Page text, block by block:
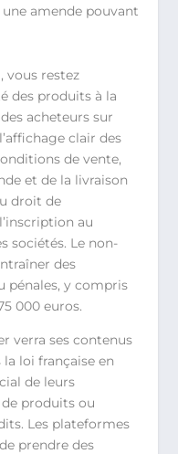
amende pouvant
vous restez
des produits à la
acheteurs sur
clair des
de vente,
et de la livraison
droit de
au
sociétés. Le non-
des
pénales, y compris
000 euros.
verra ses contenus
la loi française en
de leurs
produits ou
Les plateformes
prendre des